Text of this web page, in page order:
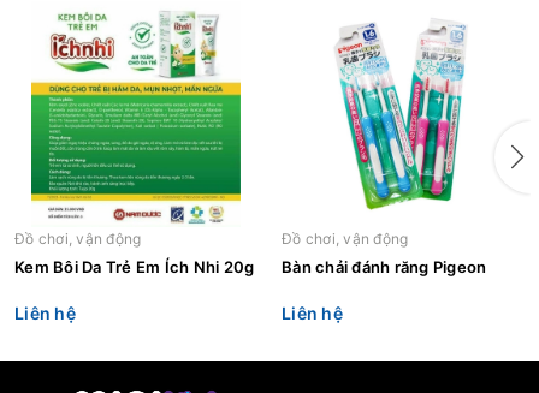
Đồ chơi, vận động
Kem Bôi Da Trẻ Em Ích Nhi 20g
Liên hệ
Đồ chơi, vận động
Bàn chải đánh răng Pigeon
Liên hệ